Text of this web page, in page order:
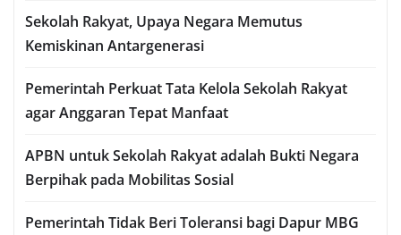
Sekolah Rakyat, Upaya Negara Memutus
Kemiskinan Antargenerasi
Pemerintah Perkuat Tata Kelola Sekolah Rakyat
agar Anggaran Tepat Manfaat
APBN untuk Sekolah Rakyat adalah Bukti Negara
Berpihak pada Mobilitas Sosial
Pemerintah Tidak Beri Toleransi bagi Dapur MBG